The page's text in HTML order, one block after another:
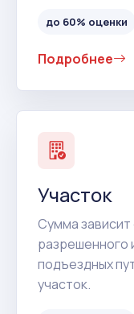
до 60% оценки
Подробнее
Участок
Сумма зависит
разрешенного
подъездных
участок.